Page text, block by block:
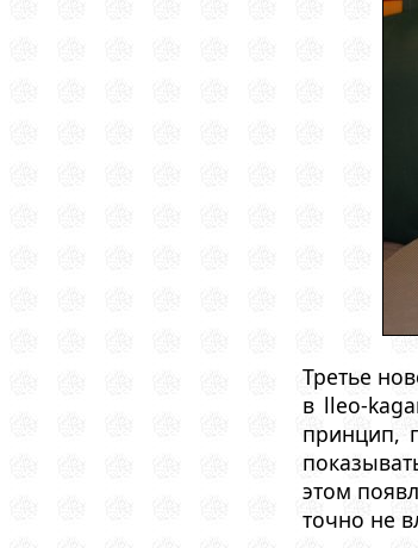
Третье
в lleo-
принцип,
этом
точно не